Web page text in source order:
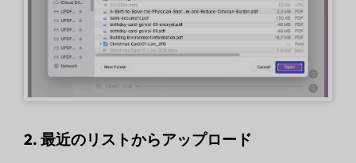
2. 最近のリストからアップロード